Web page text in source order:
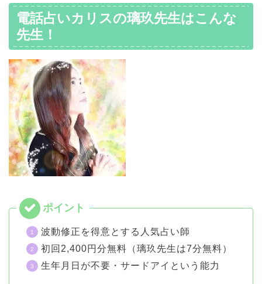
電話占いカリスの璃玖先生はこんな
先生！
波動修正を得意とする人気占い師
初回2,400円分無料（璃玖先生は7分無料）
生年月日が不要・サードアイという能力